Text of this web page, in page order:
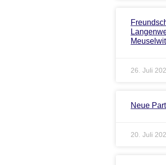
26. Juli
Neue
20. Juli